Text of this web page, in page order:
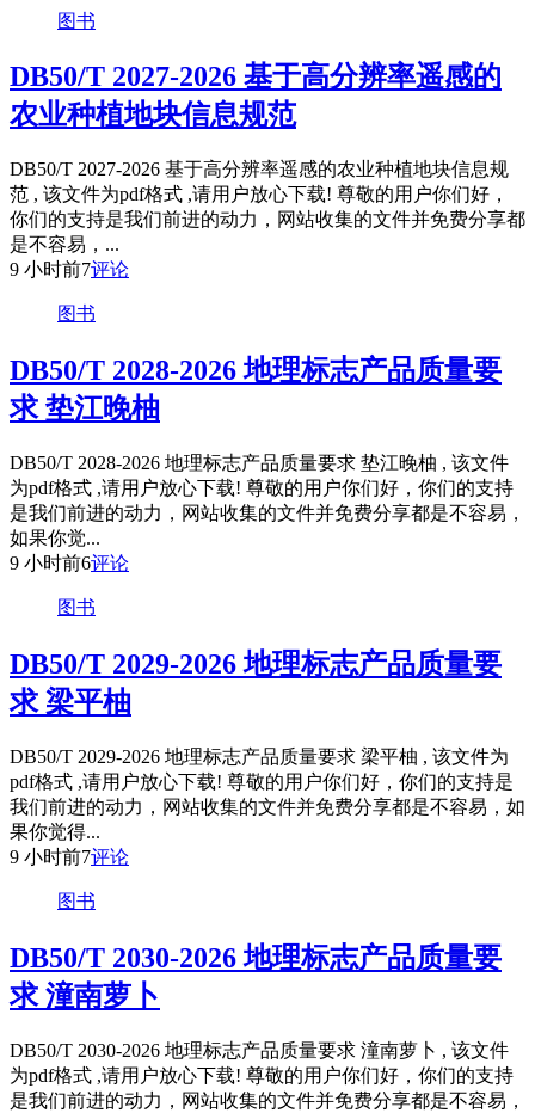
图书
DB50/T 2027-2026 基于高分辨率遥感的
农业种植地块信息规范
DB50/T 2027-2026 基于高分辨率遥感的农业种植地块信息规
范 , 该文件为pdf格式 ,请用户放心下载! 尊敬的用户你们好，
你们的支持是我们前进的动力，网站收集的文件并免费分享都
是不容易，...
9 小时前7评论
图书
DB50/T 2028-2026 地理标志产品质量要
求 垫江晚柚
DB50/T 2028-2026 地理标志产品质量要求 垫江晚柚 , 该文件
为pdf格式 ,请用户放心下载! 尊敬的用户你们好，你们的支持
是我们前进的动力，网站收集的文件并免费分享都是不容易，
如果你觉...
9 小时前6评论
图书
DB50/T 2029-2026 地理标志产品质量要
求 梁平柚
DB50/T 2029-2026 地理标志产品质量要求 梁平柚 , 该文件为
pdf格式 ,请用户放心下载! 尊敬的用户你们好，你们的支持是
我们前进的动力，网站收集的文件并免费分享都是不容易，如
果你觉得...
9 小时前7评论
图书
DB50/T 2030-2026 地理标志产品质量要
求 潼南萝卜
DB50/T 2030-2026 地理标志产品质量要求 潼南萝卜 , 该文件
为pdf格式 ,请用户放心下载! 尊敬的用户你们好，你们的支持
是我们前进的动力，网站收集的文件并免费分享都是不容易，